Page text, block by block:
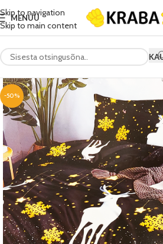
Skip to navigation
Skip to main content
MENÜÜ
-50%